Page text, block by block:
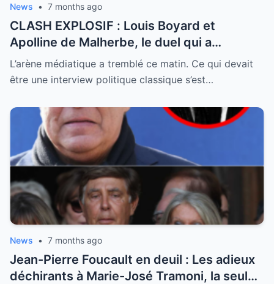
News • 7 months ago
CLASH EXPLOSIF : Louis Boyard et
Apolline de Malherbe, le duel qui a
embrasé le direct !
L’arène médiatique a tremblé ce matin. Ce qui devait
être une interview politique classique s’est…
News • 7 months ago
Jean-Pierre Foucault en deuil : Les adieux
déchirants à Marie-José Tramoni, la seule